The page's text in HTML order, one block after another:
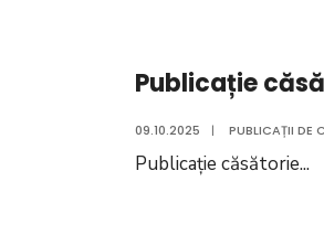
Publicație
09.10.2025 | PUBLICAȚII DE
Publicație căsătorie...